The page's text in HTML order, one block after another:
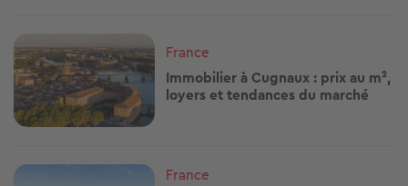
Image
France
Immobilier à Cugnaux : prix au m²,
loyers et tendances du marché
Image
France